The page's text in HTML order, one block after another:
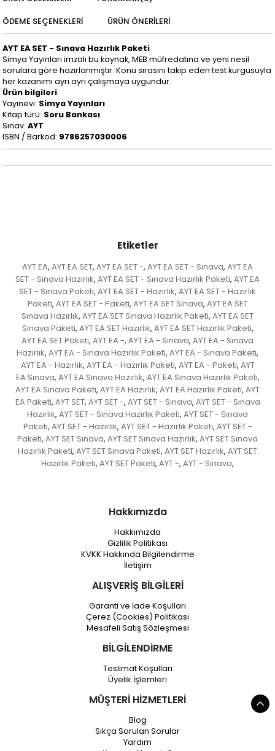
ÖDEME SEÇENEKLERI
ÜRÜN ÖNERILERI
AYT EA SET - Sınava Hazırlık Paketi
Simya Yayınları imzalı bu kaynak, MEB müfredatına ve yeni nesil
sorulara göre hazırlanmıştır. Konu sırasını takip eden test kurgusuyla
her kazanımı ayrı ayrı çalışmaya uygundur.
Ürün bilgileri
Yayınevi: Simya Yayınları
Kitap türü: Soru Bankası
Sınav:AYT
ISBN / Barkod: 9786257030006
Etiketler
AYT EA, AYT EA SET, AYT EA SET -, AYT EA SET - Sınava, AYT EA
SET - Sınava Hazırlık, AYT EA SET - Sınava Hazırlık Paketi, AYT EA
SET - Sınava Paketi, AYT EA SET - Hazırlık, AYT EA SET - Hazırlık
Paketi, AYT EA SET - Paketi, AYT EA SET Sınava, AYT EA SET
Sınava Hazırlık, AYT EA SET Sınava Hazırlık Paketi, AYT EA SET
Sınava Paketi, AYT EA SET Hazırlık, AYT EA SET Hazırlık Paketi,
AYT EA SET Paketi, AYT EA -, AYT EA - Sınava, AYT EA - Sınava
Hazırlık, AYT EA - Sınava Hazırlık Paketi, AYT EA - Sınava Paketi,
AYT EA - Hazırlık, AYT EA - Hazırlık Paketi, AYT EA - Paketi, AYT
EA Sınava, AYT EA Sınava Hazırlık, AYT EA Sınava Hazırlık Paketi,
AYT EA Sınava Paketi, AYT EA Hazırlık, AYT EA Hazırlık Paketi, AYT
EA Paketi, AYT SET, AYT SET -, AYT SET - Sınava, AYT SET - Sınava
Hazırlık, AYT SET - Sınava Hazırlık Paketi, AYT SET - Sınava
Paketi, AYT SET - Hazırlık, AYT SET - Hazırlık Paketi, AYT SET -
Paketi, AYT SET Sınava, AYT SET Sınava Hazırlık, AYT SET Sınava
Hazırlık Paketi, AYT SET Sınava Paketi, AYT SET Hazırlık, AYT SET
Hazırlık Paketi, AYT SET Paketi, AYT -, AYT - Sınava,
Hakkımızda
Hakkımızda
Gizlilik Politikası
KVKK Hakkında Bilgilendirme
İletişim
ALIŞVERİŞ BİLGİLERİ
Garanti ve İade Koşulları
Çerez (Cookies) Politikası
Mesafeli Satış Sözleşmesi
BİLGİLENDİRME
Teslimat Koşulları
Üyelik İşlemleri
MÜŞTERİ HİZMETLERİ
Blog
Sıkça Sorulan Sorular
Yardım